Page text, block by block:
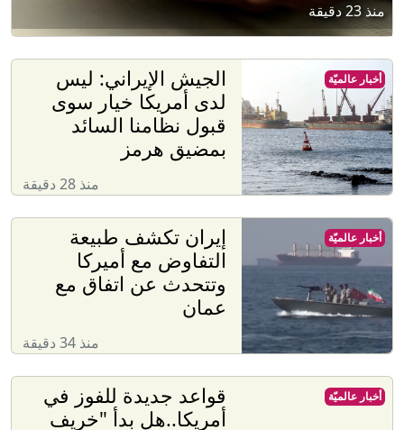
منذ 23 دقيقة
الجيش الإيراني: ليس
لدى أمريكا خيار سوى
قبول نظامنا السائد
بمضيق هرمز
منذ 28 دقيقة
أخبار عالميّة
إيران تكشف طبيعة
التفاوض مع أميركا
وتتحدث عن اتفاق مع
عمان
منذ 34 دقيقة
أخبار عالميّة
قواعد جديدة للفوز في
أمريكا..هل بدأ "خريف
أخبار عالميّة